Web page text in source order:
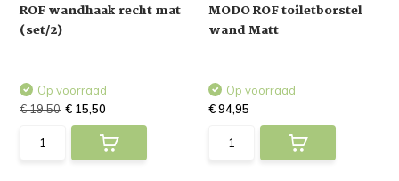
ROF wandhaak recht mat
(set/2)
Op voorraad
€ 19,50 € 15,50
MODO ROF toiletborstel
wand Matt
Op voorraad
€ 94,95